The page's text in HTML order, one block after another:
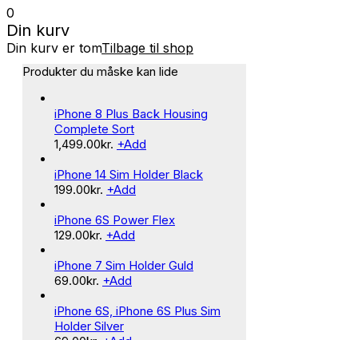
0
Din kurv
Din kurv er tomTilbage til shop
Produkter du måske kan lide
iPhone 8 Plus Back Housing
Complete Sort
1,499.00kr. +Add
iPhone 14 Sim Holder Black
199.00kr. +Add
iPhone 6S Power Flex
129.00kr. +Add
iPhone 7 Sim Holder Guld
69.00kr. +Add
iPhone 6S, iPhone 6S Plus Sim
Holder Silver